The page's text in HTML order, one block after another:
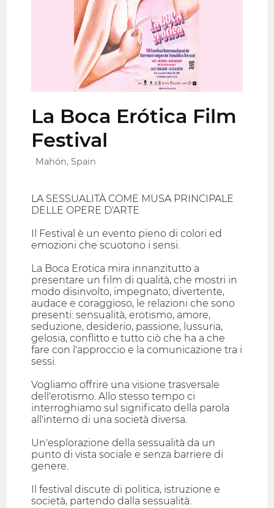
La Boca Erótica Film
Festival
Mahón, Spain
LA SESSUALITÀ COME MUSA PRINCIPALE
DELLE OPERE D'ARTE
Il Festival è un evento pieno di colori ed
emozioni che scuotono i sensi.
La Boca Erotica mira innanzitutto a
presentare un film di qualità, che mostri in
modo disinvolto, impegnato, divertente,
audace e coraggioso, le relazioni che sono
presenti: sensualità, erotismo, amore,
seduzione, desiderio, passione, lussuria,
gelosia, conflitto e tutto ciò che ha a che
fare con l'approccio e la comunicazione tra i
sessi.
Vogliamo offrire una visione trasversale
dell'erotismo. Allo stesso tempo ci
interroghiamo sul significato della parola
all'interno di una società diversa.
Un'esplorazione della sessualità da un
punto di vista sociale e senza barriere di
genere.
Il festival discute di politica, istruzione e
società, partendo dalla sessualità.